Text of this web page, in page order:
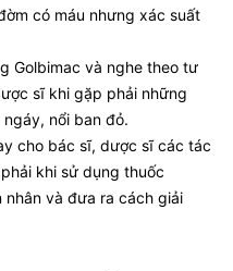
có máu nhưng xác suất
Golbimac và nghe theo tư
sĩ khi gặp phải những
nổi ban đỏ.
cho bác sĩ, dược sĩ các tác
khi sử dụng thuốc
nhân và đưa ra cách giải